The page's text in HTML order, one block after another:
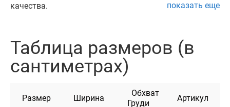
качества.
солнце.
Шлея изготовлена с вплетением светоотражающей
пластиковой пряжкой. Обхват регулируется.
показать еще
Таблица размеров (в
сантиметрах)
Размер Ширина
Обхват
Груди
Артикул